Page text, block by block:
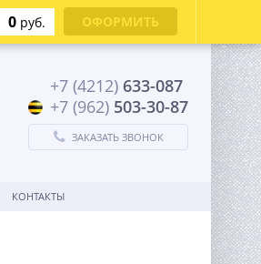
+7 (4212) 633-087
+7 (962) 503-30-87
ЗАКАЗАТЬ ЗВОНОК
КОНТАКТЫ
0 руб. ОФОРМИТЬ